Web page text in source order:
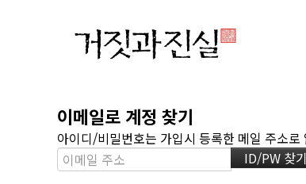
이메일로 계정 찾기
아이디/비밀번호는 가입시 등록한 메일 주소